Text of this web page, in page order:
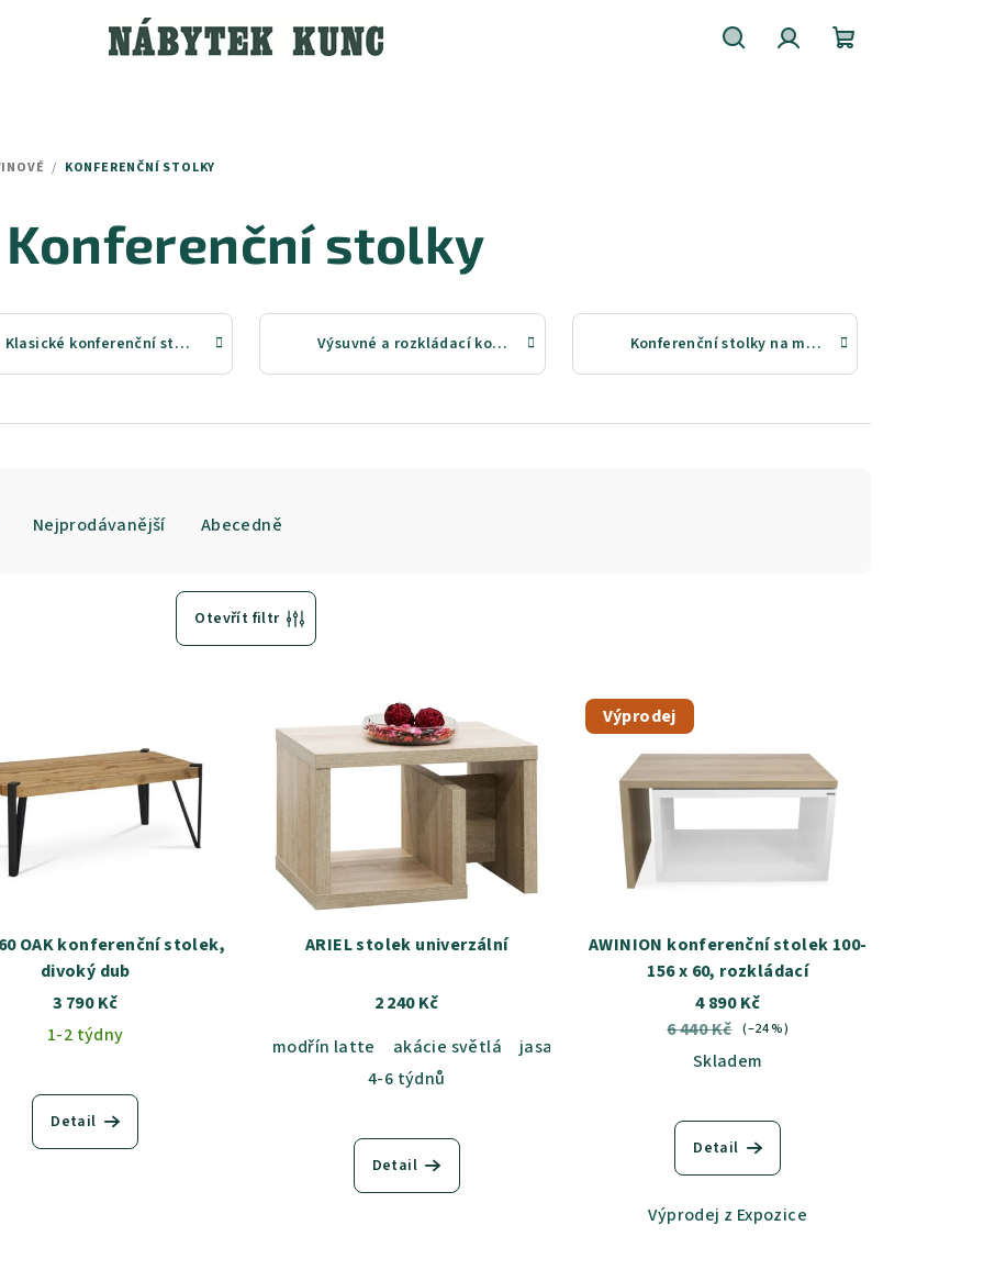
/ KONFERENČNÍ STOLKY
Konferenční stolky
Klasické konferenční stolky Výsuvné a rozkládací konferenční stolky Konferenční stolky na míru
Nejprodávanější Abecedně
Otevřít filtr
OAK konferenční stolek,
divoký dub
3 790 Kč
1-2 týdny
Detail
ARIEL stolek univerzální
2 240 Kč
modřín latte
akácie světlá jasan šedý
4-6 týdnů
Detail
Výprodej
AWINION konferenční stolek 100-
156 x 60, rozkládací
4 890 Kč
6 440 Kč (–24 %)
Skladem
Detail
Výprodej z Expozice